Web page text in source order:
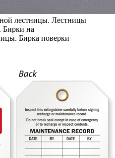
лестницы. Лестницы
Бирки на
Бирка поверки